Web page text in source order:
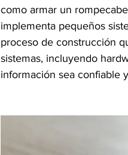
como armar un
implementa pequeños
proceso de construcción
sistemas, incluyendo
información sea confiable